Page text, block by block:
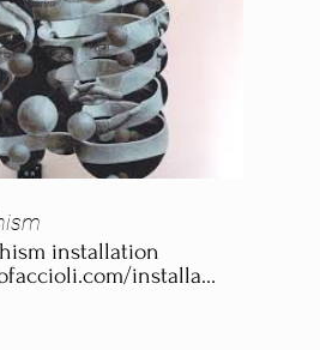
installation
installazioni-